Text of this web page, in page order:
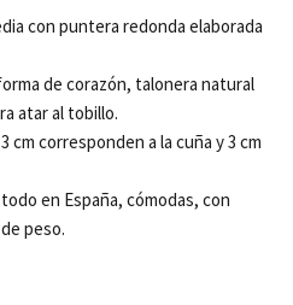
con puntera redonda elaborada
de corazón, talonera natural
atar al tobillo.
cm corresponden a la cuña y 3 cm
en España, cómodas, con
peso.